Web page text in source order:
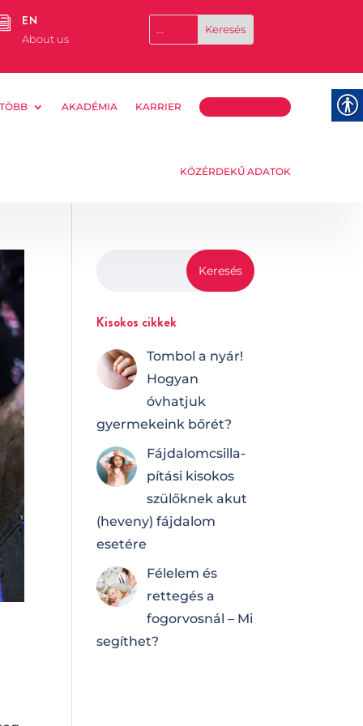
EN
About us
AKADÉMIA KARRIER
KÖZÉRDEKŰ ADATOK
Kisokos cikkek
Tombol a nyár!
Hogyan
óvhatjuk
gyermekeink bőrét?
Fájdalomcsilla­
pí­tá­si kisokos
szülőknek akut
(heveny) fájdalom
esetére
Félelem és
rettegés a
fogorvosnál – Mi
segíthet?